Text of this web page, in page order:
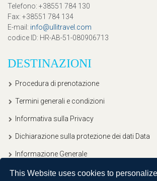
This Website uses cookies to personalize
Telefono: +38551 784 130
Fax: +38551 784 134
E-mail: info@ullitravel.com
codice ID: HR-AB-51-080906713
DESTINAZIONI
Procedura di prenotazione
Termini generali e condizioni
Informativa sulla Privacy
Dichiarazione sulla protezione dei dati Data
Informazione Generale